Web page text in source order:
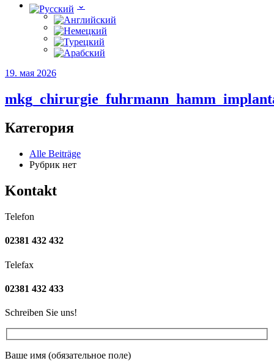
19. мая 2026
Категория
Alle Beiträge
Рубрик нет
Kontakt
Telefon
02381 432 432
Telefax
02381 432 433
Schreiben Sie uns!
Ваше имя (обязательное поле)